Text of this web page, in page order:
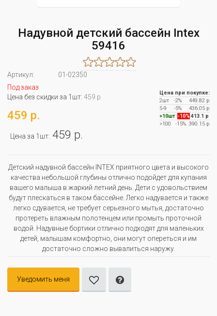
Надувной детский бассейн Intex
59416
Артикул:
01-02350
Под заказ
Цена без скидки за 1шт: 459 р.
459 р.
Цена за 1шт: 459 р.
Цена при покупке:
2шт
-2%
449.82 р
5-9
-5%
436.05 р
>10шт -10% 413.1 р
>100
-15% 390.15 р
Детский надувной бассейн INTEX приятного цвета и высокого
качества небольшой глубины отлично подойдет для купания
вашего малыша в жаркий летний день. Дети с удовольствием
будут плескаться в таком бассейне. Легко надувается и также
легко сдувается, не требует серьезного мытья, достаточно
протереть влажным полотенцем или промыть проточной
водой. Надувные бортики отлично подходят для маленьких
детей, малышам комфортно, они могут опереться и им
достаточно сложно вывалиться наружу.
Уведомить меня